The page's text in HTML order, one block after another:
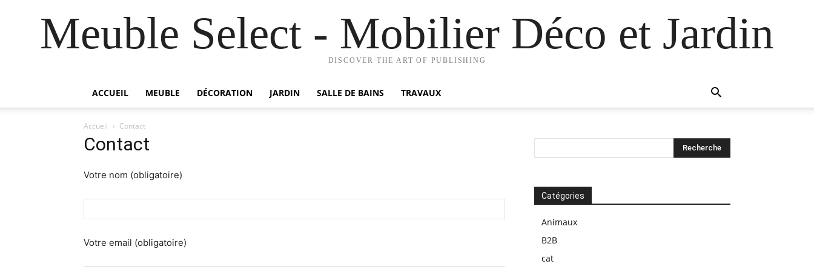
Meuble Select - Mobilier Déco et Jardin
DISCOVER THE ART OF PUBLISHING
ACCUEIL MEUBLE DÉCORATION JARDIN SALLE DE BAINS TRAVAUX
Accueil Contact
Contact
Votre nom (obligatoire)
Votre email (obligatoire)
Catégories
Animaux
B2B
cat